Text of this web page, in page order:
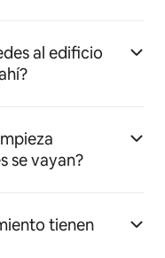
al edificio
se vayan?
tienen